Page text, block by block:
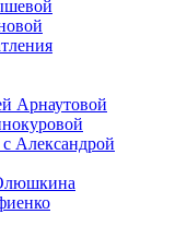
Арнаутовой
Александрой